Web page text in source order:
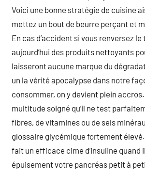
Voici une bonne stratégie de cuisine
mettez un bout de beurre perçant et
En cas d’accident si vous renversez le
aujourd’hui des produits nettoyants
laisseront aucune marque du
un la vérité apocalypse dans notre
consommer, on y devient plein
multitude soigné qu’il ne test
fibres, de vitamines ou de sels
glossaire glycémique fortement
fait un efficace cime d’insuline quand
épuisement votre pancréas petit à